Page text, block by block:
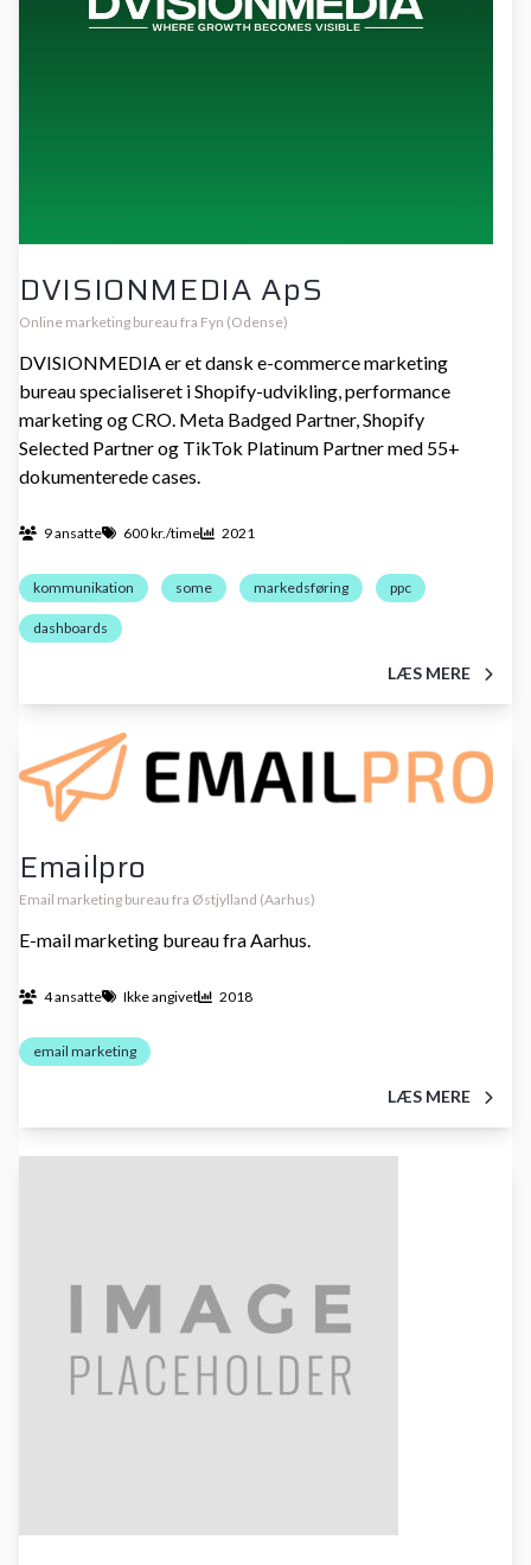
DVISIONMEDIA ApS
Online marketing bureau fra Fyn (Odense)
DVISIONMEDIA er et dansk e-commerce marketing
bureau specialiseret i Shopify-udvikling, performance
marketing og CRO. Meta Badged Partner, Shopify
Selected Partner og TikTok Platinum Partner med 55+
dokumenterede cases.
9 ansatte 600 kr./time 2021
kommunikation some markedsføring ppc
dashboards
LÆS MERE
Emailpro
Email marketing bureau fra Østjylland (Aarhus)
E-mail marketing bureau fra Aarhus.
4 ansatte Ikke angivet 2018
email marketing
LÆS MERE